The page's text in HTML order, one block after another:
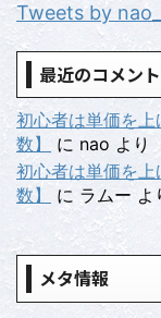
Tweets by
最近のコメント
初心者は単価を
数】
に nao より
初心者は単価を
数】
に ラムー よ
メタ情報